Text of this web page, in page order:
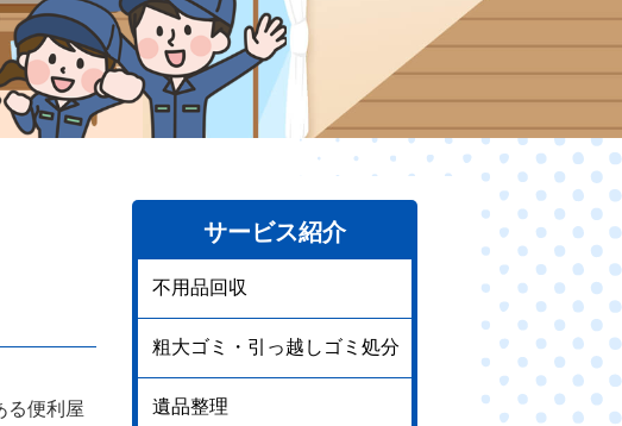
る便利屋
サービス紹介
不用品回収
粗大ゴミ・引っ越しゴミ処分
遺品整理